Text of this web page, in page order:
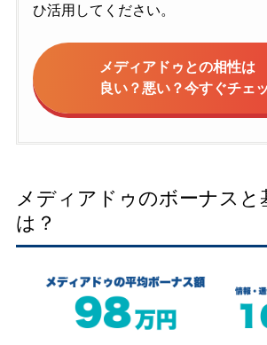
ひ活用してください。
メディアドゥとの相性は
良い？悪い？今すぐチェ
メディアドゥのボーナスと
は？